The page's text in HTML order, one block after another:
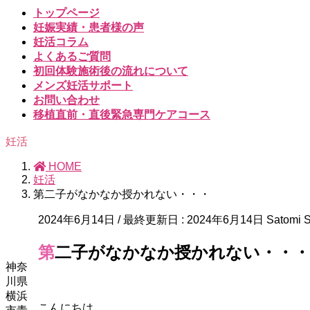
トップページ
妊娠実績・患者様の声
妊活コラム
よくあるご質問
初回体験施術後の流れについて
メンズ妊活サポート
お問い合わせ
移植直前・直後緊急専門ケアコース
妊活
HOME
妊活
第二子がなかなか授かれない・・・
2024年6月14日 / 最終更新日 : 2024年6月14日 Satomi
第二子がなかなか授かれない・・・
こんにちは。
神奈
川県
横浜